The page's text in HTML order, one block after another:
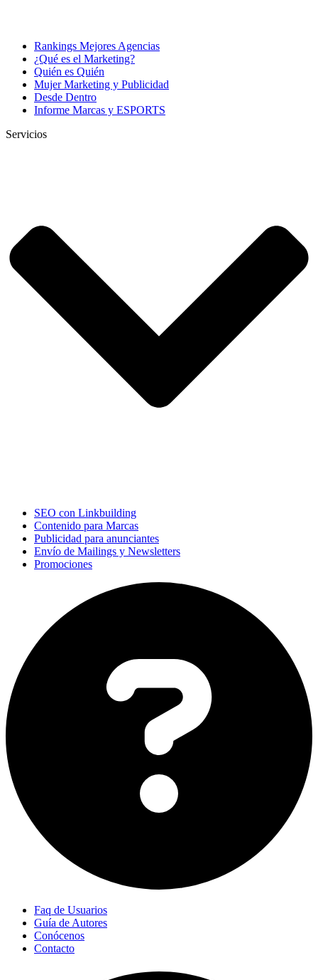
Rankings Mejores Agencias
¿Qué es el Marketing?
Quién es Quién
Mujer Marketing y Publicidad
Desde Dentro
Informe Marcas y ESPORTS
Servicios
SEO con Linkbuilding
Contenido para Marcas
Publicidad para anunciantes
Envío de Mailings y Newsletters
Promociones
Faq de Usuarios
Guía de Autores
Conócenos
Contacto